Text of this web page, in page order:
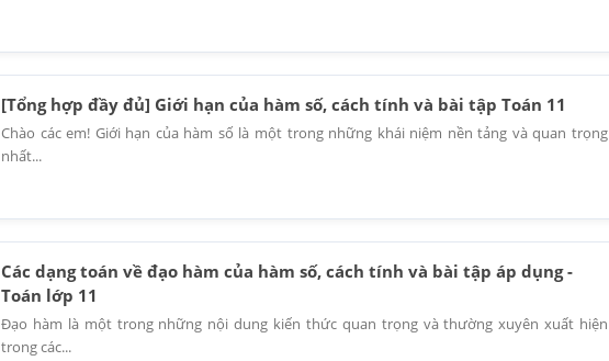
[Tổng hợp đầy đủ] Giới hạn của hàm số, cách tính và bài tập Toán 11
Chào các em! Giới hạn của hàm số là một trong những khái niệm nền tảng và quan trọng
nhất...
Các dạng toán về đạo hàm của hàm số, cách tính và bài tập áp dụng -
Toán lớp 11
Đạo hàm là một trong những nội dung kiến thức quan trọng và thường xuyên xuất hiện
trong các...